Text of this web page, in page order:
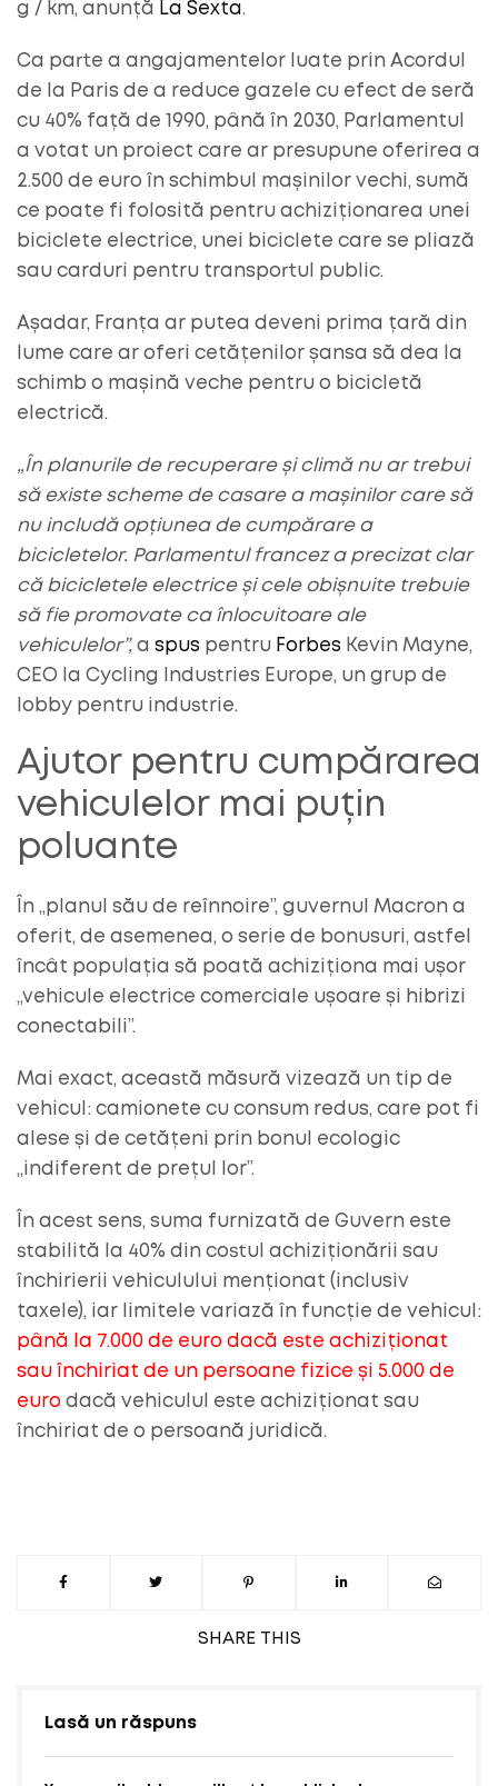
SHARE THIS
g / km, anunță
La Sexta .
Ca parte a angajamentelor luate prin Acordul
de la Paris de a reduce gazele cu efect de seră
cu 40% față de 1990, până în 2030, Parlamentul
a votat un proiect care ar presupune oferirea a
2.500 de euro în schimbul mașinilor vechi, sumă
ce poate fi folosită pentru achiziționarea unei
biciclete electrice, unei biciclete care se pliază
sau carduri pentru transportul public.
Așadar, Franța ar putea deveni prima țară din
lume care ar oferi cetățenilor șansa să dea la
schimb o mașină veche pentru o bicicletă
electrică.
„În planurile de recuperare și climă nu ar trebui
să existe scheme de casare a mașinilor care să
nu includă opțiunea de cumpărare a
bicicletelor. Parlamentul francez a precizat clar
că bicicletele electrice și cele obișnuite trebuie
să fie promovate ca înlocuitoare ale
vehiculelor”, a spus pentru Forbes Kevin Mayne,
CEO la Cycling Industries Europe, un grup de
lobby pentru industrie.
Ajutor pentru cumpărarea
vehiculelor mai puțin
poluante
În „planul său de reînnoire”, guvernul Macron a
oferit, de asemenea, o serie de bonusuri, astfel
încât populația să poată achiziționa mai ușor
„vehicule electrice comerciale ușoare și hibrizi
conectabili”.
Mai exact, această măsură vizează un tip de
vehicul: camionete cu consum redus, care pot fi
alese și de cetățeni prin bonul ecologic
„indiferent de prețul lor”.
În acest sens, suma furnizată de Guvern este
stabilită la 40% din costul achiziționării sau
închirierii vehiculului menționat (inclusiv
taxele), iar limitele variază în funcție de vehicul:
până la 7.000 de euro dacă este achiziționat
sau închiriat de un persoane fizice și 5.000 de
euro dacă vehiculul este achiziționat sau
închiriat de o persoană juridică.
Lasă un răspuns